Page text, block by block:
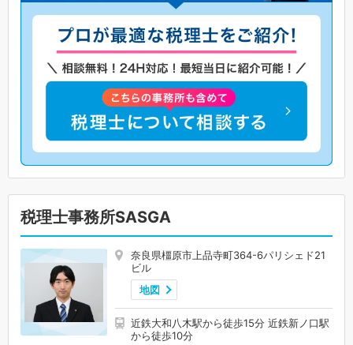
税理士事務所SASGA
奈良県橿原市上品寺町364-6パリシェド21
ビル
地図
近鉄大和八木駅から徒歩15分 近鉄新ノ口駅
から徒歩10分